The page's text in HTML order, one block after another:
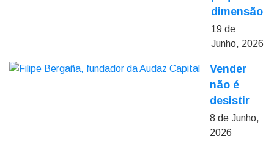
dimensão
19 de
Junho, 2026
Vender
não é
desistir
8 de Junho,
2026